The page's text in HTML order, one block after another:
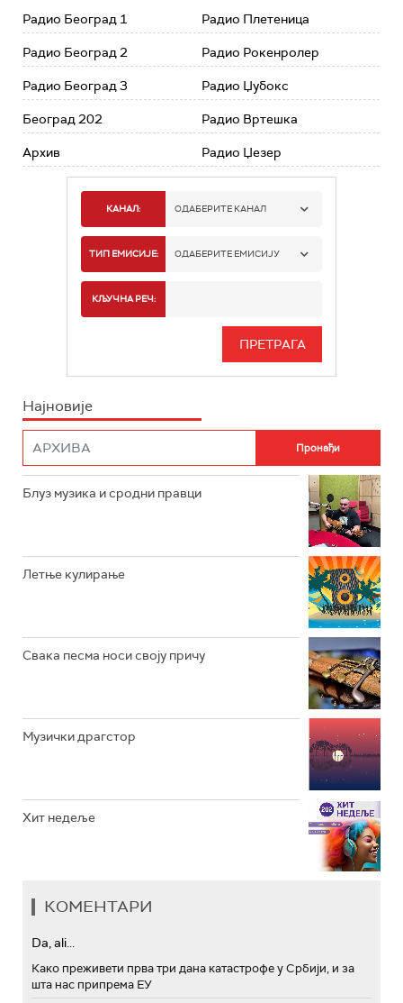
Радио Београд 1
Радио Београд 2
Радио Београд 3
Београд 202
Архив
Радио Плетеница
Радио Рокенролер
Радио Џубокс
Радио Вртешка
Радио Џезер
КАНАЛ: ОДАБЕРИТЕ КАНАЛ
РАДИО БЕОГРАД 1
РАДИО БЕОГРАД 3
РАДИО РОКЕНРОЛЕР
ТИП ЕМИСИЈЕ: ОДАБЕРИТЕ ЕМИСИЈУ
ИНФО
КЉУЧНА РЕЧ:
Најновије
Блуз музика и сродни правци
Летње кулирање
Свака песма носи своју причу
Музички драгстор
Хит недеље
КОМЕНТАРИ
Da, ali...
Како преживети прва три дана катастрофе у Србији, и за
шта нас припрема ЕУ